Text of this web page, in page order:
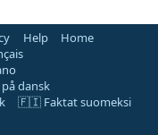
Help
Home
dansk
🇫🇮 Faktat suomeksi